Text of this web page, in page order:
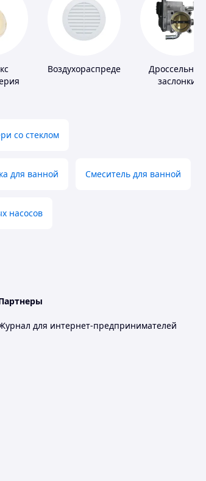
ВоздухораспределителиДроссельные
заслонки
со стеклом
для ванной Смеситель для ванной
насосов
для интернет-предпринимателей